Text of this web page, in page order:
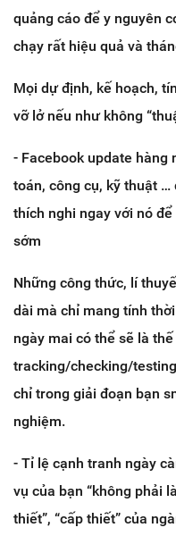
quảng cáo để y nguyên
chạy rất hiệu quả và
Mọi dự định, kế hoạch,
vỡ lở nếu như không
- Facebook update hàng
toán, công cụ, kỹ thuật …
thích nghi ngay với nó
sớm
Những công thức, lí
dài mà chỉ mang tính
ngày mai có thể sẽ là
tracking/checking/
chỉ trong giải đoạn bạn
nghiệm.
- Tỉ lệ cạnh tranh ngày
vụ của bạn “không phải
thiết”, “cấp thiết” của